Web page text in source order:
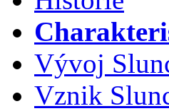
Vývoj
Vznik